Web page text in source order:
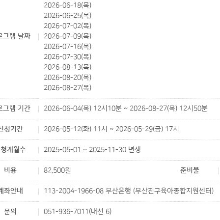
그램 날짜
2026-06-18(목)
2026-06-25(목)
2026-07-02(목)
2026-07-09(목)
2026-07-16(목)
2026-07-30(목)
2026-08-13(목)
2026-08-20(목)
2026-08-27(목)
그램 기간 2026-06-04(목) 12시10분 ~ 2026-08-27(목) 12시50분
청기간 2026-05-12(화) 11시 ~ 2026-05-29(금) 17시
개월수 2025-05-01 ~ 2025-11-30 년생
비용 82,500원 준비물
좌안내 113-2004-1966-08 부산은행 (부산진구육아종합지원센터)
문의 051-936-7011(내선 6)